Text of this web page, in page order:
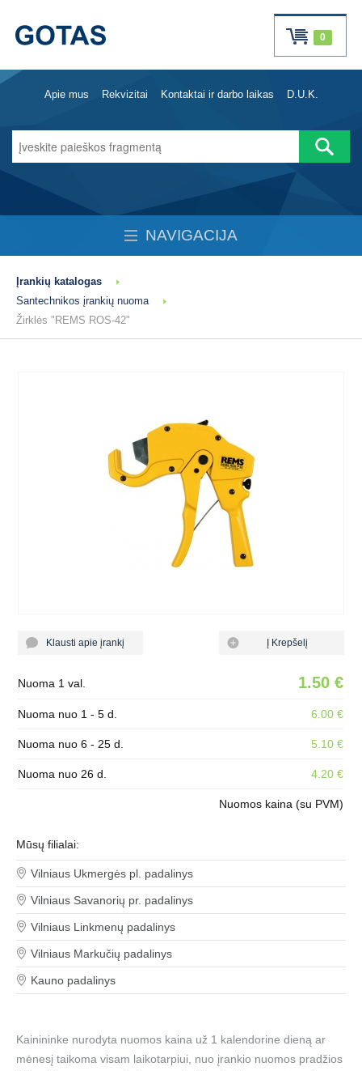
0
Apie mus Rekvizitai Kontaktai ir darbo laikas D.U.K.
NAVIGACIJA
Įrankių katalogas
Santechnikos įrankių nuoma
Žirklės "REMS ROS-42"
Klausti apie įrankį Į Krepšelį
Nuoma 1 val. 1.50 €
Nuoma nuo 1 - 5 d. 6.00 €
Nuoma nuo 6 - 25 d. 5.10 €
Nuoma nuo 26 d. 4.20 €
Nuomos kaina (su PVM)
Mūsų filialai:
Vilniaus Ukmergės pl. padalinys
Vilniaus Savanorių pr. padalinys
Vilniaus Linkmenų padalinys
Vilniaus Markučių padalinys
Kauno padalinys
Kainininke nurodyta nuomos kaina už 1 kalendorine dieną ar
mėnesį taikoma visam laikotarpiui, nuo įrankio nuomos pradžios